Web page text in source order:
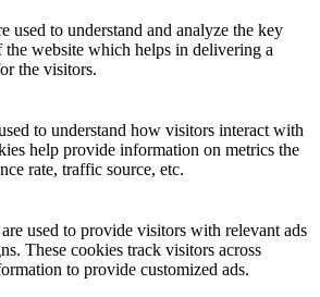
used to understand and analyze the key
the website which helps in delivering a
the visitors.
to understand how visitors interact with
help provide information on metrics the
rate, traffic source, etc.
used to provide visitors with relevant ads
These cookies track visitors across
to provide customized ads.